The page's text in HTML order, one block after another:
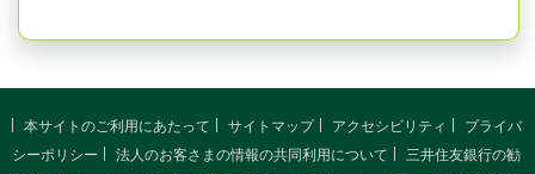
本サイトのご利用にあたって サイトマップ アクセシビリティ
プライバ
シーポリシー
法人のお客さまの情報の共同利用について
三井住友銀行の勧